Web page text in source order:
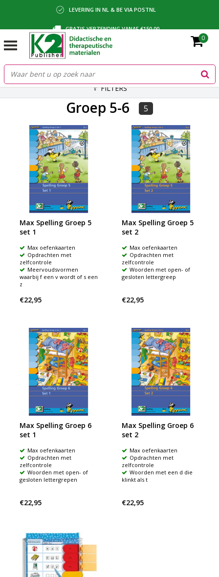
LEVERING IN NL & BE VIA POSTNL
GRATIS VERZENDING VANAF €150,00
BETALING VIA IDEAL, BANCONTACT OF FACTUUR
0
FILTERS
Groep 5-6 5
Max Spelling Groep 5
set 1
Max oefenkaarten
Opdrachten met
zelfcontrole
Meervoudsvormen
waarbij f een v wordt of s een
z
€22,95
Max Spelling Groep 5
set 2
Max oefenkaarten
Opdrachten met
zelfcontrole
Woorden met open- of
gesloten lettergreep
€22,95
Max Spelling Groep 6
set 1
Max oefenkaarten
Opdrachten met
zelfcontrole
Woorden met open- of
gesloten lettergrepen
€22,95
Max Spelling Groep 6
set 2
Max oefenkaarten
Opdrachten met
zelfcontrole
Woorden met een d die
klinkt als t
€22,95